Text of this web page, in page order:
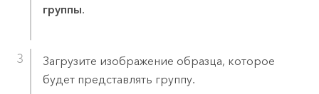
группы.
Загрузите изображение образца, которое
будет представлять группу.